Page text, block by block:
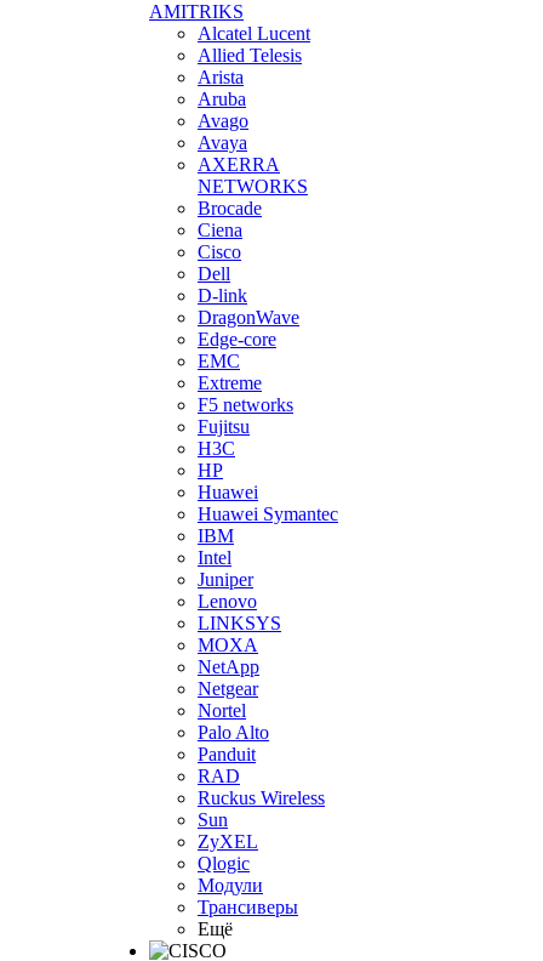
AMITRIKS
Alcatel Lucent
Allied Telesis
Arista
Aruba
Avago
Avaya
AXERRA
NETWORKS
Brocade
Ciena
Cisco
Dell
D-link
DragonWave
Edge-core
EMC
Extreme
F5 networks
Fujitsu
H3С
HP
Huawei
Huawei Symantec
IBM
Intel
Juniper
Lenovo
LINKSYS
MOXA
NetApp
Netgear
Nortel
Palo Alto
Panduit
RAD
Ruckus Wireless
Sun
ZyXEL
Qlogic
Модули
Трансиверы
Ещё